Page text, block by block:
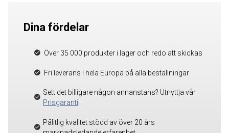
Dina fördelar
Över 35 000 produkter i lager och redo att skickas
Fri leverans i hela Europa på alla beställningar
Sett det billigare någon annanstans? Utnyttja vår
Prisgaranti!
Pålitlig kvalitet stödd av över 20 års